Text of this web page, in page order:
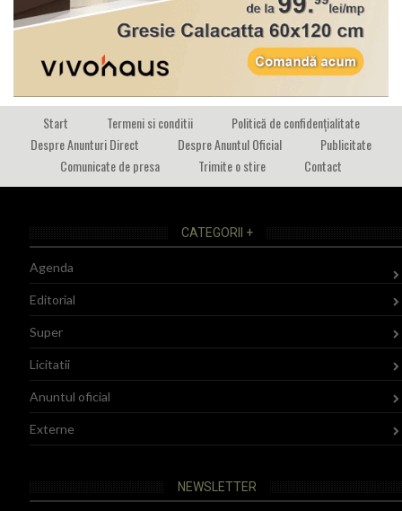
Start Termeni si conditii
Politică de confidențialitate
Despre Anunturi Direct
Despre Anuntul Oficial
Publicitate
Comunicate de presa
Trimite o stire Contact
CATEGORII +
Agenda
Editorial
Super
Licitatii
Anuntul oficial
Externe
NEWSLETTER